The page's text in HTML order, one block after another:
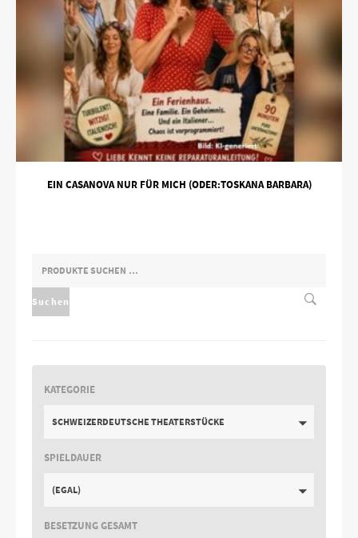
EIN CASANOVA NUR FÜR MICH (ODER:TOSKANA BARBARA)
NACH:
Suchen
KATEGORIE
SCHWEIZERDEUTSCHE THEATERSTÜCKE
SPIELDAUER
(EGAL)
BESETZUNG GESAMT